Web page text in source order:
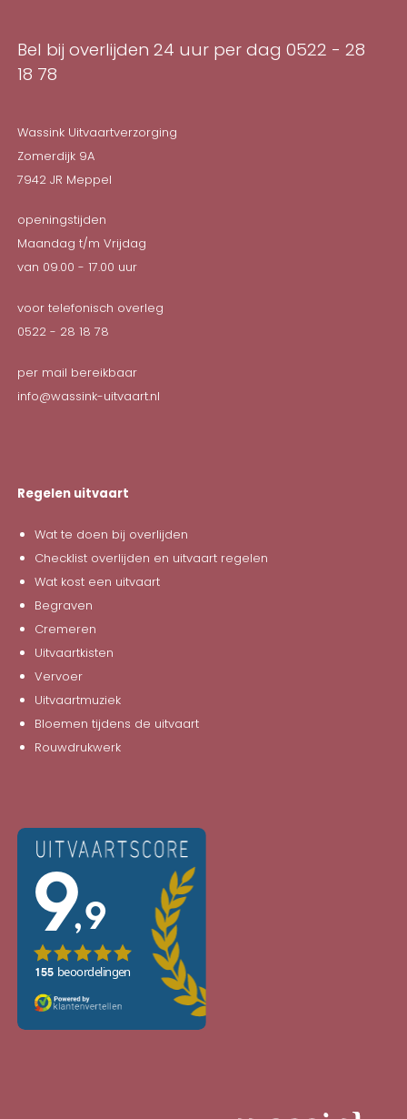
Bel bij overlijden 24 uur per dag 0522 - 28
18 78
Wassink Uitvaartverzorging
Zomerdijk 9A
7942 JR Meppel
openingstijden
Maandag t/m Vrijdag
van 09.00 - 17.00 uur
voor telefonisch overleg
0522 - 28 18 78
per mail bereikbaar
info@wassink-uitvaart.nl
Regelen uitvaart
Wat te doen bij overlijden
Checklist overlijden en uitvaart regelen
Wat kost een uitvaart
Begraven
Cremeren
Uitvaartkisten
Vervoer
Uitvaartmuziek
Bloemen tijdens de uitvaart
Rouwdrukwerk